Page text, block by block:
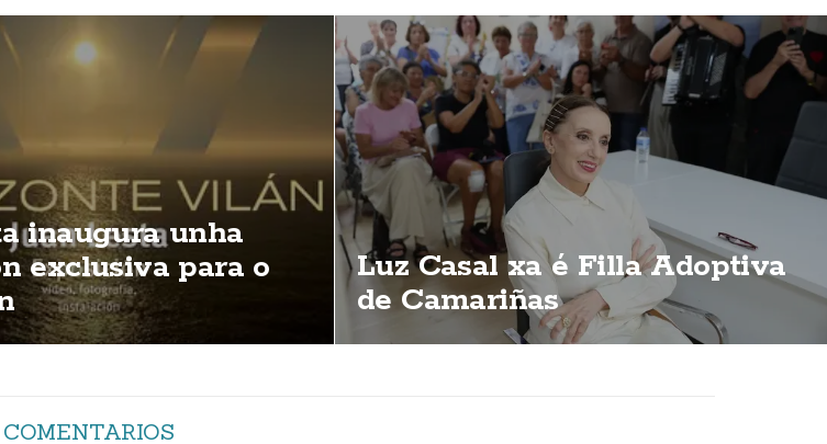
inaugura unha
exclusiva para o
Luz Casal xa é Filla Adoptiva
de Camariñas
COMENTARIOS